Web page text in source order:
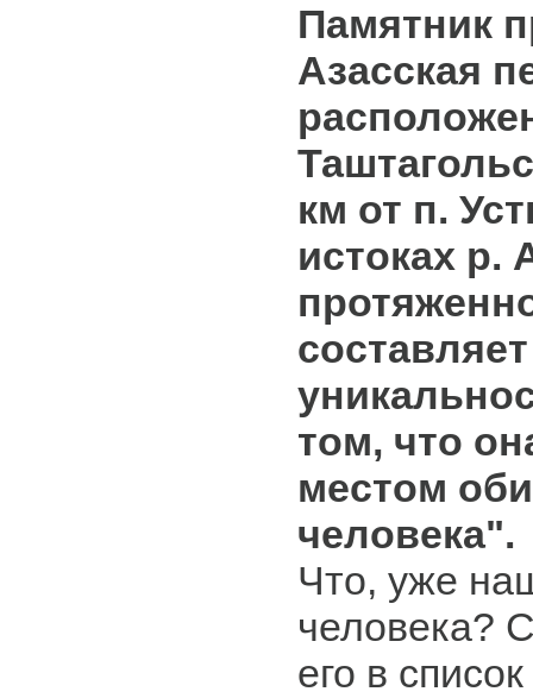
Памятник
Азасская
км от п.
истоках р.
том, что
местом
человека".
Что, уже
человека?
его в